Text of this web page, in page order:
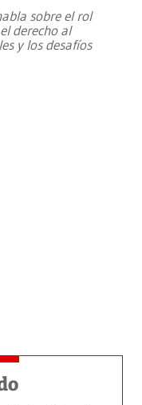
sobre el rol
derecho al
y los desafíos